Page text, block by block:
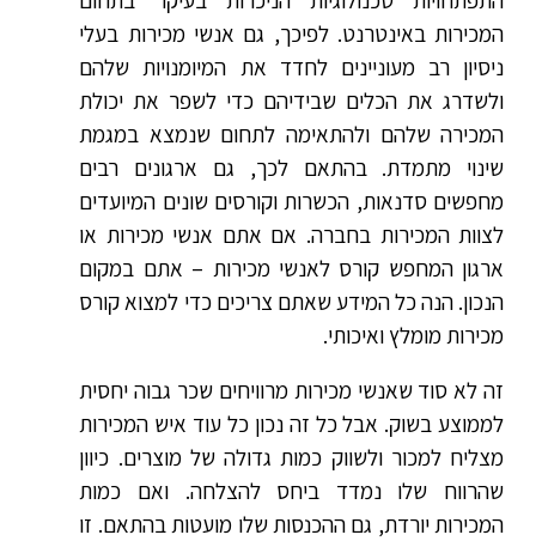
המכירות באינטרנט. לפיכך, גם אנשי מכירות בעלי
ניסיון רב מעוניינים לחדד את המיומנויות שלהם
ולשדרג את הכלים שבידיהם כדי לשפר את יכולת
המכירה שלהם ולהתאימה לתחום שנמצא במגמת
שינוי מתמדת. בהתאם לכך, גם ארגונים רבים
מחפשים סדנאות, הכשרות וקורסים שונים המיועדים
לצוות המכירות בחברה. אם אתם אנשי מכירות או
ארגון המחפש קורס לאנשי מכירות – אתם במקום
הנכון. הנה כל המידע שאתם צריכים כדי למצוא קורס
מכירות מומלץ ואיכותי.
זה לא סוד שאנשי מכירות מרוויחים שכר גבוה יחסית
לממוצע בשוק. אבל כל זה נכון כל עוד איש המכירות
מצליח למכור ולשווק כמות גדולה של מוצרים. כיוון
שהרווח שלו נמדד ביחס להצלחה. ואם כמות
המכירות יורדת, גם ההכנסות שלו מועטות בהתאם. זו